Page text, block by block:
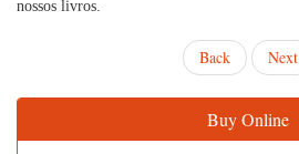
nossos livros.
Back Next
Buy Online